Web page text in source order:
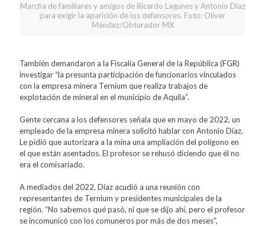
Marcha de familiares y amigos de Ricardo Lagunes y Antonio Díaz
para exigir la aparición de los defensores. Foto: Oliver
Méndez/Obturador MX
También demandaron a la Fiscalía General de la República (FGR)
investigar “la presunta participación de funcionarios vinculados
con la empresa minera Ternium que realiza trabajos de
explotación de mineral en el municipio de Aquila”.
Gente cercana a los defensores señala que en mayo de 2022, un
empleado de la empresa minera solicitó hablar con Antonio Díaz.
Le pidió que autorizara a la mina una ampliación del polígono en
el que están asentados. El profesor se rehusó diciendo que él no
era el comisariado.
A mediados del 2022, Díaz acudió a una reunión con
representantes de Ternium y presidentes municipales de la
región. “No sabemos qué pasó, ni que se dijo ahí, pero el profesor
se incomunicó con los comuneros por más de dos meses”,